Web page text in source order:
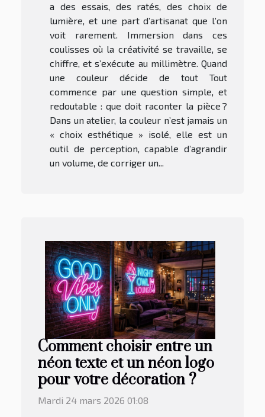
a des essais, des ratés, des choix de
lumière, et une part d’artisanat que l’on
voit rarement. Immersion dans ces
coulisses où la créativité se travaille, se
chiffre, et s’exécute au millimètre. Quand
une couleur décide de tout Tout
commence par une question simple, et
redoutable : que doit raconter la pièce ?
Dans un atelier, la couleur n’est jamais un
« choix esthétique » isolé, elle est un
outil de perception, capable d’agrandir
un volume, de corriger un...
Comment choisir entre un
néon texte et un néon logo
pour votre décoration ?
Mardi 24 mars 2026 01:08